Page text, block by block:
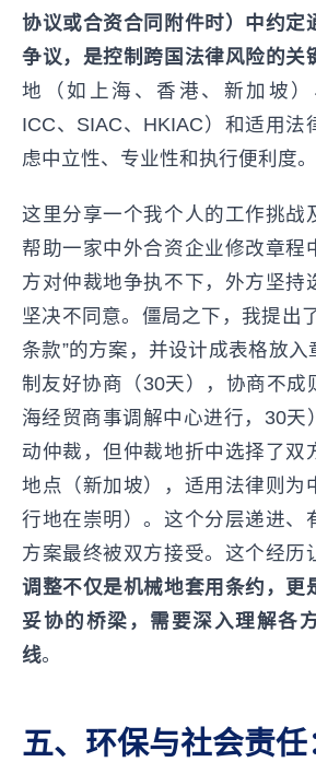
协议或合资合同附件时）中约定
争议，是控制跨国法律风险的关
地（如上海、香港、新加坡
ICC、SIAC、HKIAC）和适用法
虑中立性、专业性和执行便利度。
这里分享一个我个人的工作挑战
帮助一家中外合资企业修改章程
方对仲裁地争执不下，外方坚持
坚决不同意。僵局之下，我提出
条款”的方案，并设计成表格放入
制友好协商（30天），协商不成
海经贸商事调解中心进行，30天
动仲裁，但仲裁地折中选择了双
地点（新加坡），适用法律则为
行地在崇明）。这个分层递进、
方案最终被双方接受。这个经历
调整不仅是机械地套用条约，更
妥协的桥梁，需要深入理解各
线。
五、环保与社会责